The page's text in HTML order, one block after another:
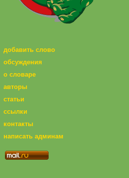
добавить слово
обсуждения
о словаре
авторы
статьи
ссылки
контакты
написать админам